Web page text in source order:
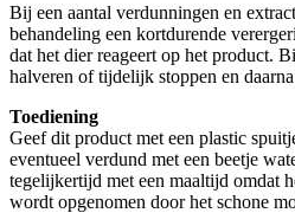
Bij een aantal verdunningen en
behandeling een kortdurende
dat het dier reageert op het product.
halveren of tijdelijk stoppen en
Toediening
Geef dit product met een plastic
eventueel verdund met een beetje
tegelijkertijd met een maaltijd omdat
wordt opgenomen door het schone